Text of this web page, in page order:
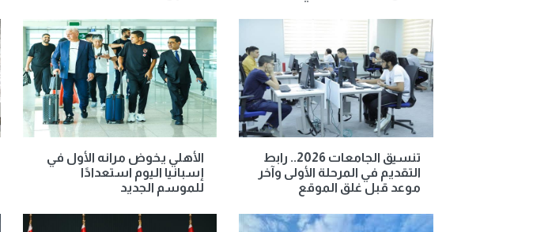
تنسيق الجامعات 2026.. رابط
التقديم في المرحلة الأولى وآخر
موعد قبل غلق الموقع
الأهلي يخوض مرانه الأول في
إسبانيا اليوم استعدادًا
للموسم الجديد